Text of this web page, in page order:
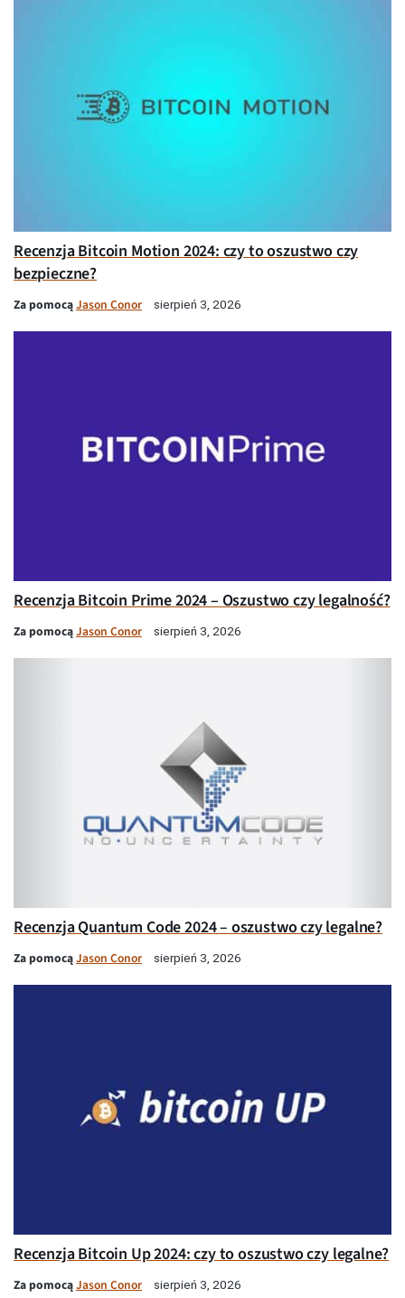
Recenzja Bitcoin Motion 2024: czy to oszustwo czy
bezpieczne?
Za pomocąJason Conor sierpień 3, 2026
Recenzja Bitcoin Prime 2024 – Oszustwo czy legalność?
Za pomocąJason Conor sierpień 3, 2026
Recenzja Quantum Code 2024 – oszustwo czy legalne?
Za pomocąJason Conor sierpień 3, 2026
Recenzja Bitcoin Up 2024: czy to oszustwo czy legalne?
Za pomocąJason Conor sierpień 3, 2026